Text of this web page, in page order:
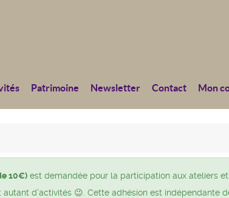
Patrimoine Newsletter Contact Mon
10€) est demandée pour la participation aux ateliers et
d’activités 😉. Cette adhésion est indépendante